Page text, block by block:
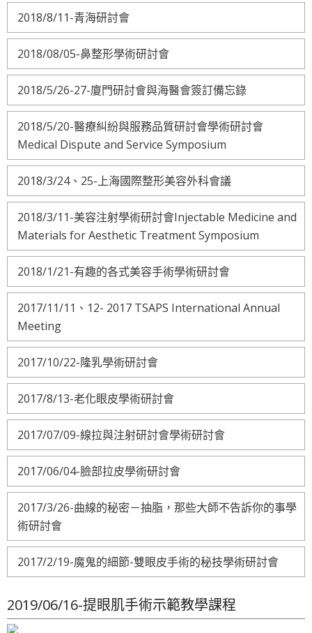
2018/8/11-青海研討會
2018/08/05-鼻整形學術研討會
2018/5/26-27-廈門研討會與海醫會簽訂備忘錄
2018/5/20-醫療糾紛與服務品質研討會學術研討會
Medical Dispute and Service Symposium
2018/3/24、25-上海國際整形美容外科會議
2018/3/11-美容注射學術研討會Injectable Medicine and
Materials for Aesthetic Treatment Symposium
2018/1/21-有趣的各式美容手術學術研討會
2017/11/11、12- 2017 TSAPS International Annual
Meeting
2017/10/22-隆乳學術研討會
2017/8/13-老化眼皮學術研討會
2017/07/09-線拉與注射研討會學術研討會
2017/06/04-臉部拉皮學術研討會
2017/3/26-曲線的秘密－抽脂，那些大師不告訴你的事學
術研討會
2017/2/19-魔鬼的細節-雙眼皮手術的秘技學術研討會
2019/06/16-提眼肌手術示範教學課程